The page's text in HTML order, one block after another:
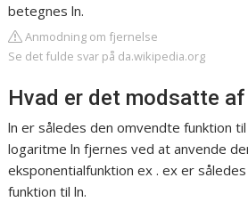
betegnes ln.
Anmodning om fjernelse
Se det fulde svar på da.wikipedia.org
Hvad er det modsatte af
ln er således den omvendte funktion til
logaritme ln fjernes ved at anvende
eksponentialfunktion ex . ex er
funktion til ln.